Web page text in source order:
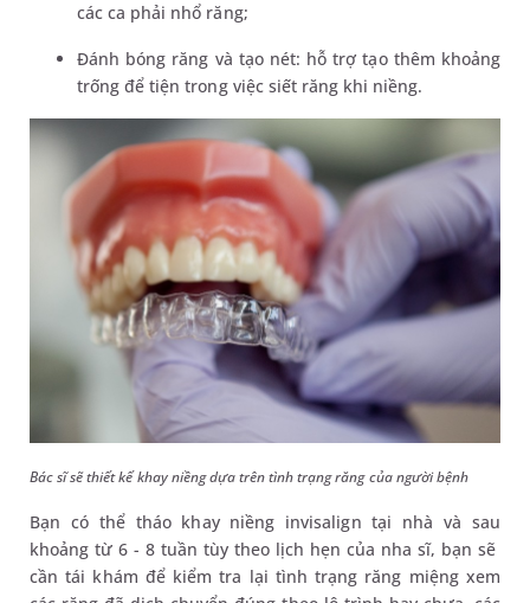
các ca phải nhổ răng;
Đánh bóng răng và tạo nét: hỗ trợ tạo thêm khoảng
trống để tiện trong việc siết răng khi niềng.
Bác sĩ sẽ thiết kế khay niềng dựa trên tình trạng răng của người bệnh
Bạn có thể tháo khay niềng invisalign tại nhà và sau
khoảng từ 6 - 8 tuần tùy theo lịch hẹn của nha sĩ, bạn sẽ
cần tái khám để kiểm tra lại tình trạng răng miệng xem